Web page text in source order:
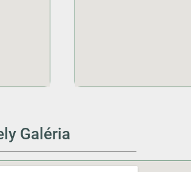
Galéria